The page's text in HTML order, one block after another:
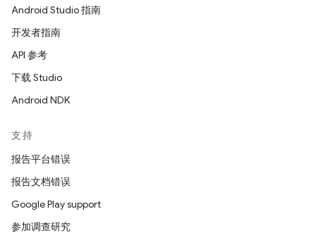
Android Studio 指南
开发者指南
API 参考
下载 Studio
Android NDK
支持
报告平台错误
报告文档错误
Google Play support
参加调查研究